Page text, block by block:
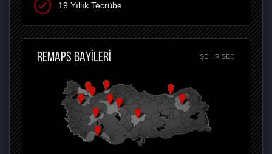
19 Yıllık Tecrübe
REMAPS BAYİLERİ ŞEHIR SEÇ